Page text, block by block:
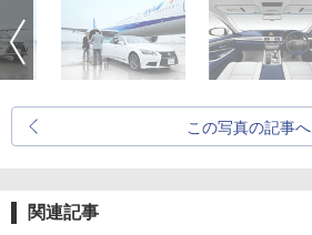
この写真の記事へ
関連記事